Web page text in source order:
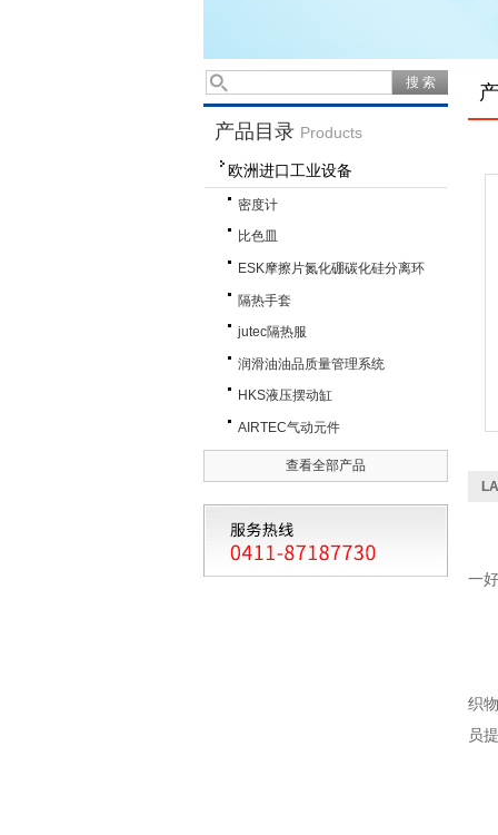
产品目录 Products
欧洲进口工业设备
密度计
比色皿
ESK摩擦片氮化硼碳化硅分离环
隔热手套
jutec隔热服
润滑油油品质量管理系统
HKS液压摆动缸
AIRTEC气动元件
查看全部产品
一
织
员